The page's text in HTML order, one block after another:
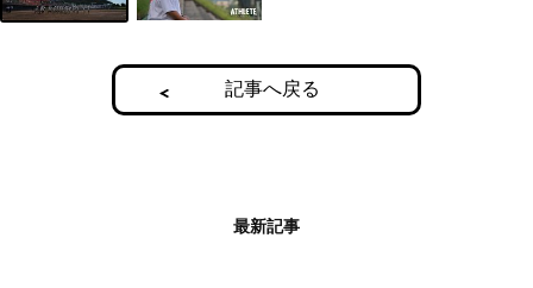
記事へ戻る
最新記事